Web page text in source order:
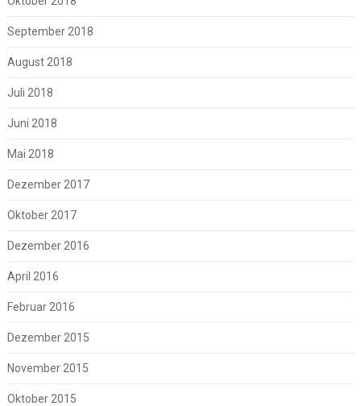
September 2018
August 2018
Juli 2018
Juni 2018
Mai 2018
Dezember 2017
Oktober 2017
Dezember 2016
April 2016
Februar 2016
Dezember 2015
November 2015
Oktober 2015